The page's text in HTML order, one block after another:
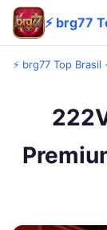
⚡ brg77 Top